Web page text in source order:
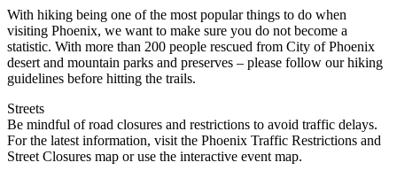
With hiking being one of the most popular things to do when
visiting Phoenix, we want to make sure you do not become a
statistic. With more than 200 people rescued from City of Phoenix
desert and mountain parks and preserves – please follow our hiking
guidelines before hitting the trails.
Streets
Be mindful of road closures and restrictions to avoid traffic delays.
For the latest information, visit the Phoenix Traffic Restrictions and
Street Closures map or use the interactive event map.